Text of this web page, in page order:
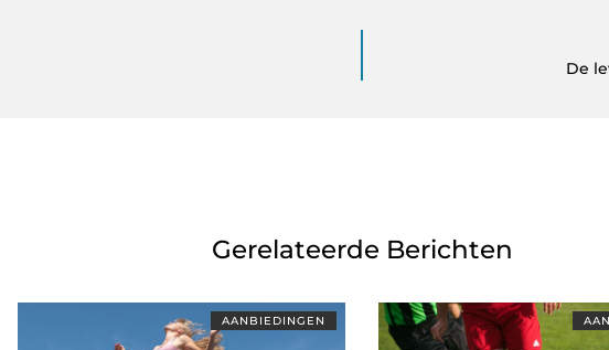
De
Gerelateerde Berichten
AANBIEDINGEN